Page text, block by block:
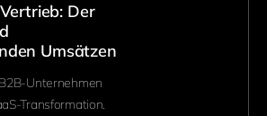
Der
Umsätzen
Unternehmen
Transformation.